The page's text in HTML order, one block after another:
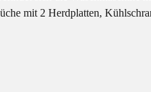
mit 2 Herdplatten,